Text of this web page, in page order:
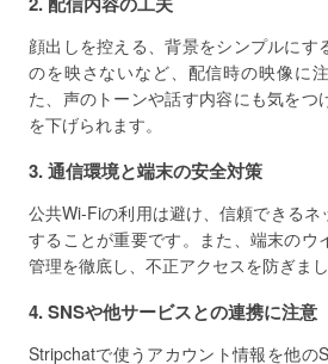
顔出しを控える、背景をシンプルにす
のを映さないなど、配信時の映像に
た、声のトーンや話す内容にも気をつ
を下げられます。
3. 通信環境と端末の安全対策
公共Wi-Fiの利用は避け、信頼できるネ
することが重要です。また、端末のウ
管理を徹底し、不正アクセスを防ぎまし
4. SNSや他サービスとの連携に注意
Stripchatで使うアカウント情報を他の